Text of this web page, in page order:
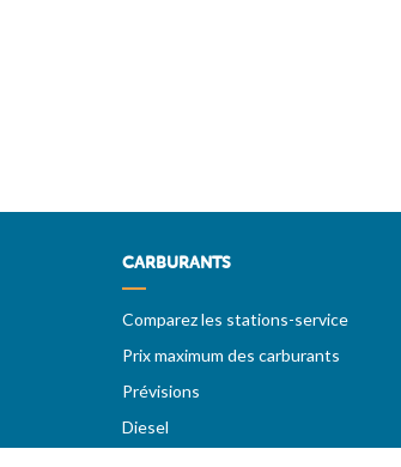
CARBURANTS
Comparez les stations-service
Prix maximum des carburants
Prévisions
Diesel